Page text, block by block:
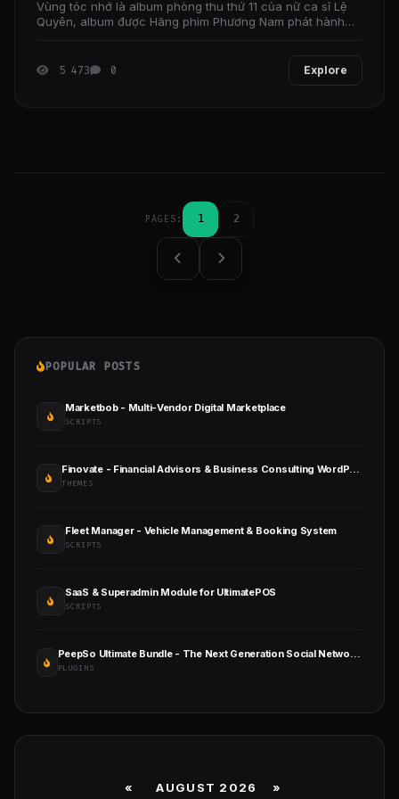
Vùng tóc nhớ là album phòng thu thứ 11 của nữ ca sĩ Lệ
Quyên, album được Hãng phim Phương Nam phát hành
5 473 0 Explore
PAGES: 1 2
POPULAR POSTS
Marketbob - Multi-Vendor Digital Marketplace
SCRIPTS
Finovate - Financial Advisors & Business Consulting WordPress Theme
THEMES
Fleet Manager - Vehicle Management & Booking System
SCRIPTS
SaaS & Superadmin Module for UltimatePOS
SCRIPTS
PeepSo Ultimate Bundle - The Next Generation Social Networking Plugin for WordPress
PLUGINS
« AUGUST 2026 »